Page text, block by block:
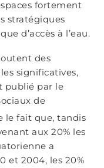
fortement
stratégiques
d’accès à l’eau.
des
significatives,
publié par le
de
le fait que, tandis
aux 20% les
a
et 2004, les 20%